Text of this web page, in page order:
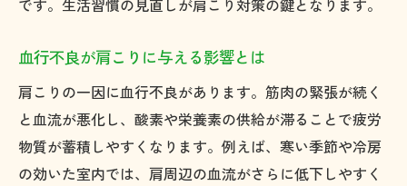
肩こり予防に役立つ日常姿勢の工夫
無理なく続ける姿勢改善習慣の始め方
加齢による肩こり体質の変化を知る
年齢別に異なる肩こりの特徴と対策
筋力低下と肩こり発生の関連性に注目
です。生活習慣の見直しが肩こり対策の鍵となります。
血行不良が肩こりに与える影響とは
肩こりの一因に血行不良があります。筋肉の緊張が続く
と血流が悪化し、酸素や栄養素の供給が滞ることで疲労
物質が蓄積しやすくなります。例えば、寒い季節や冷房
の効いた室内では、肩周辺の血流がさらに低下しやすく